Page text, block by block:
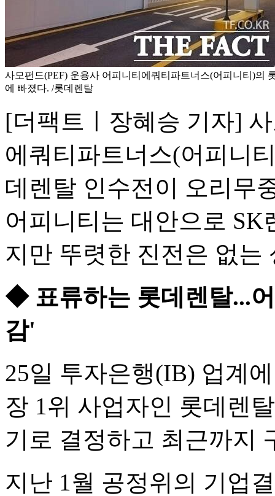
사모펀드(PEF) 운용사 어피니티에쿼티파트너스(어피니티)의
에 빠졌다. /롯데렌탈
[더팩트ㅣ장혜승 기자]
에쿼티파트너스(어피니
데렌탈 인수전이 오리무
어피니티는 대안으로
지만 뚜렷한 진전은 없는
◆ 표류하는 롯데렌탈...
감'
25일 투자은행(IB) 업계
장 1위 사업자인 롯데렌
기로 결정하고 최근까지
지난 1월 공정위의 기업